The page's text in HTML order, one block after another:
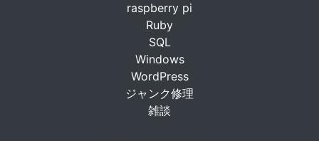
raspberry pi
Ruby
SQL
Windows
WordPress
ジャンク修理
雑談